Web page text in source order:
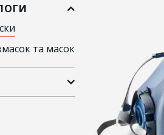
та масок